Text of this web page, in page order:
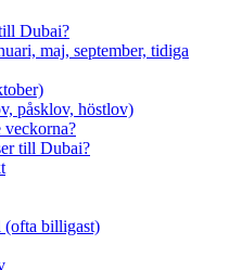
Dubai?
maj, september, tidiga
påsklov, höstlov)
veckorna?
till Dubai?
(ofta billigast)